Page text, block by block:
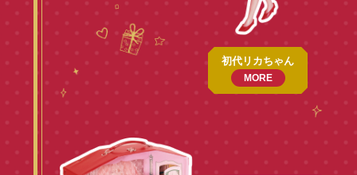
初代リカちゃん
MORE